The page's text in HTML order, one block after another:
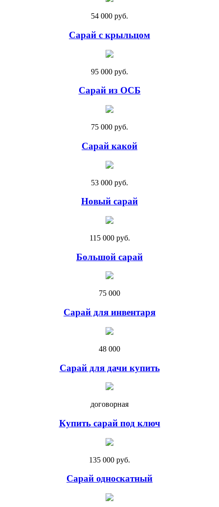
54 000 руб.
Сарай с крыльцом
95 000 руб.
Сарай из ОСБ
75 000 руб.
Сарай какой
53 000 руб.
Новый сарай
115 000 руб.
Большой сарай
75 000
Сарай для инвентаря
48 000
Сарай для дачи купить
договорная
Купить сарай под ключ
135 000 руб.
Сарай односкатный